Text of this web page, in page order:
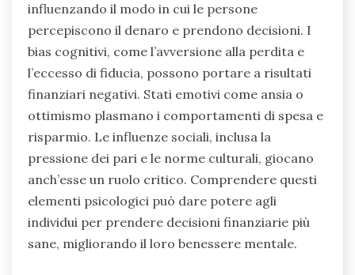
influenzando il modo in cui le persone
percepiscono il denaro e prendono decisioni. I
bias cognitivi, come l’avversione alla perdita e
l’eccesso di fiducia, possono portare a risultati
finanziari negativi. Stati emotivi come ansia o
ottimismo plasmano i comportamenti di spesa e
risparmio. Le influenze sociali, inclusa la
pressione dei pari e le norme culturali, giocano
anch’esse un ruolo critico. Comprendere questi
elementi psicologici può dare potere agli
individui per prendere decisioni finanziarie più
sane, migliorando il loro benessere mentale.